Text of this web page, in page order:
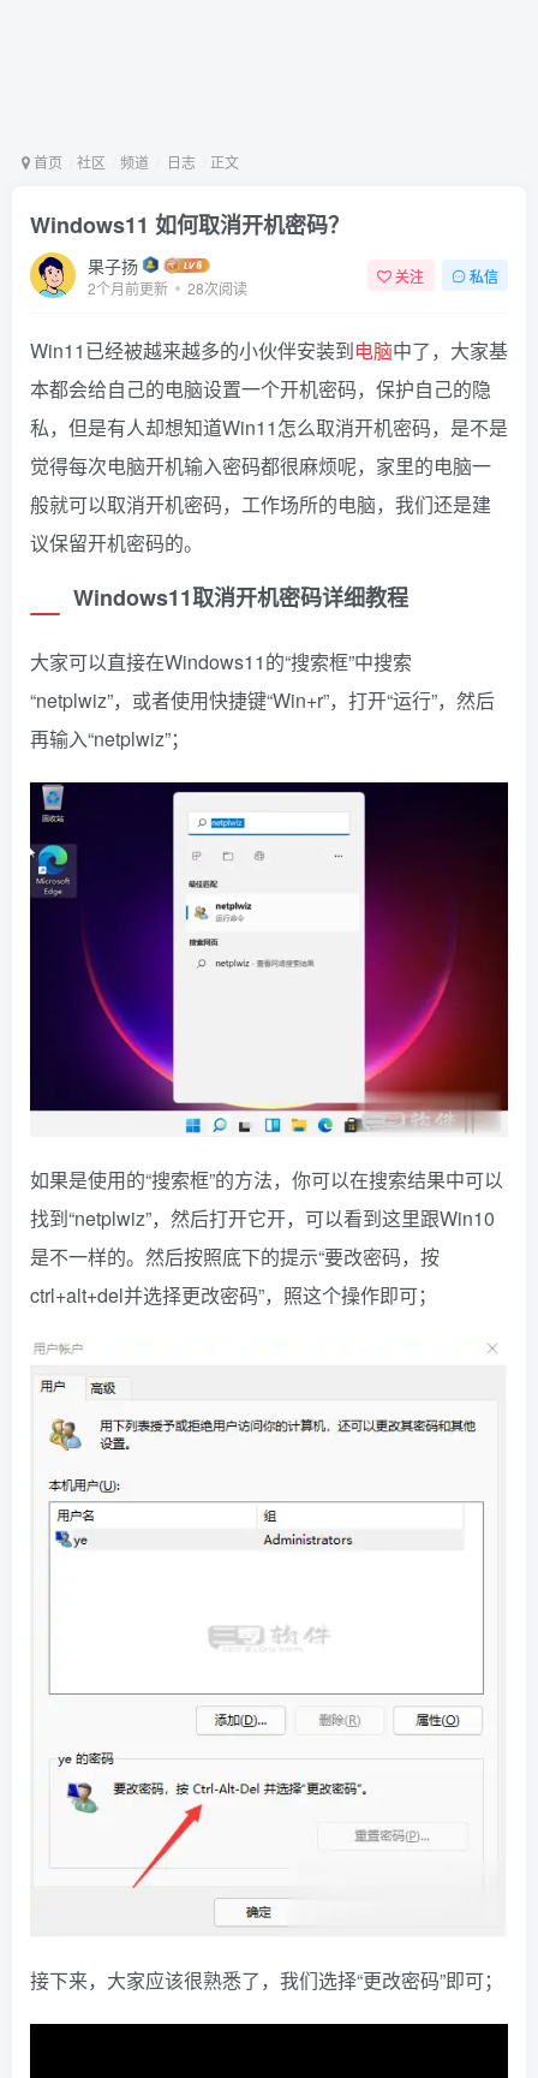
首页 社区 频道 日志 正文
Windows11 如何取消开机密码？
果子扬
2个月前更新 28次阅读
关注 私信
Win11已经被越来越多的小伙伴安装到电脑中了，大家基
本都会给自己的电脑设置一个开机密码，保护自己的隐
私，但是有人却想知道Win11怎么取消开机密码，是不是
觉得每次电脑开机输入密码都很麻烦呢，家里的电脑一
般就可以取消开机密码，工作场所的电脑，我们还是建
议保留开机密码的。
Windows11取消开机密码详细教程
大家可以直接在Windows11的“搜索框”中搜索
“netplwiz”，或者使用快捷键“Win+r”，打开“运行”，然后
再输入“netplwiz”；
如果是使用的“搜索框”的方法，你可以在搜索结果中可以
找到“netplwiz”，然后打开它开，可以看到这里跟Win10
是不一样的。然后按照底下的提示“要改密码，按
ctrl+alt+del并选择更改密码”，照这个操作即可；
接下来，大家应该很熟悉了，我们选择“更改密码”即可；